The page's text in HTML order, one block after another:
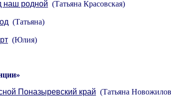
наш родной (Татьяна Красовская)
(Татьяна)
(Юлия)
Поназыревский край (Татьяна